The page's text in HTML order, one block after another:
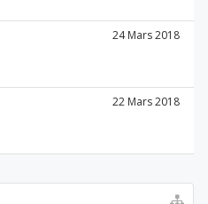
24 Mars 2018
22 Mars 2018